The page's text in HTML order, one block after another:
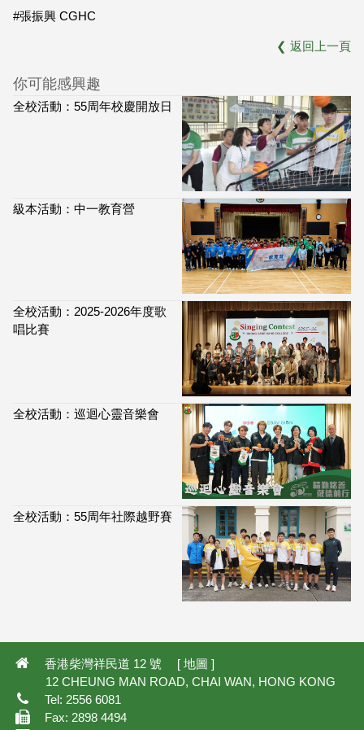
#張振興 CGHC
❮ 返回上一頁
你可能感興趣
全校活動：55周年校慶開放日
級本活動：中一教育營
全校活動：2025-2026年度歌
唱比賽
全校活動：巡迴心靈音樂會
全校活動：55周年社際越野賽
香港柴灣祥民道 12 號 [ 地圖]
12 CHEUNG MAN ROAD, CHAI WAN, HONG KONG
Tel: 2556 6081
Fax: 2898 4494